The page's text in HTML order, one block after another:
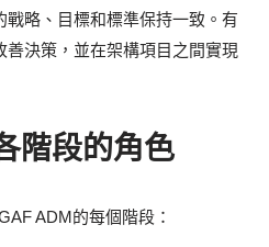
略、目標和標準保持一致。有
決策，並在架構項目之間實現
階段的角色
ADM的每個階段：